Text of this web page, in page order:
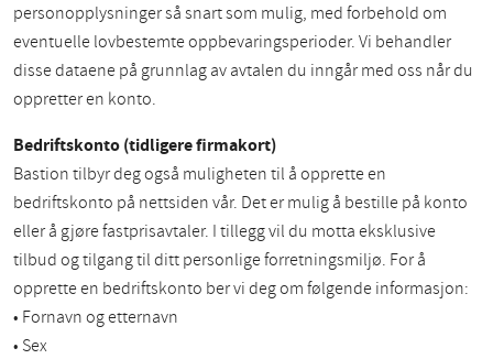
personopplysninger så snart som mulig, med forbehold om
eventuelle lovbestemte oppbevaringsperioder. Vi behandler
disse dataene på grunnlag av avtalen du inngår med oss når du
oppretter en konto.
Bedriftskonto (tidligere firmakort)
Bastion tilbyr deg også muligheten til å opprette en
bedriftskonto på nettsiden vår. Det er mulig å bestille på konto
eller å gjøre fastprisavtaler. I tillegg vil du motta eksklusive
tilbud og tilgang til ditt personlige forretningsmiljø. For å
opprette en bedriftskonto ber vi deg om følgende informasjon:
• Fornavn og etternavn
• Sex